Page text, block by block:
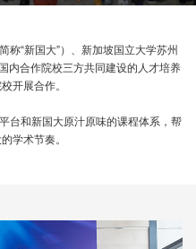
称“新国大”）、新加坡国立大学苏州
内合作院校三方共同建设的人才培养
开展合作。
台和新国大原汁原味的课程体系，帮
学术节奏。